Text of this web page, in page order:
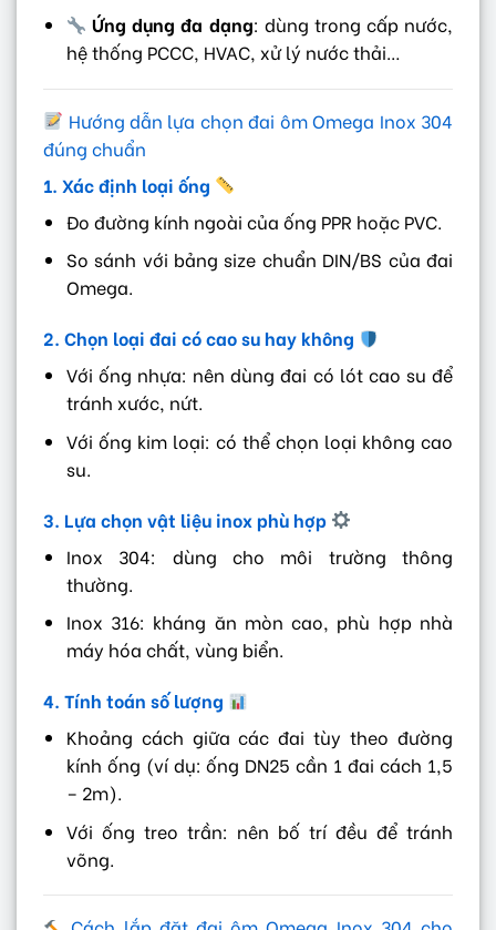
Ứng dụng đa dạng: dùng trong cấp nước,
hệ thống PCCC, HVAC, xử lý nước thải…
Hướng dẫn lựa chọn đai ôm Omega Inox 304
đúng chuẩn
1. Xác định loại ống
Đo đường kính ngoài của ống PPR hoặc PVC.
So sánh với bảng size chuẩn DIN/BS của đai
Omega.
2. Chọn loại đai có cao su hay không
Với ống nhựa: nên dùng đai có lót cao su để
tránh xước, nứt.
Với ống kim loại: có thể chọn loại không cao
su.
3. Lựa chọn vật liệu inox phù hợp
Inox 304: dùng cho môi trường thông
thường.
Inox 316: kháng ăn mòn cao, phù hợp nhà
máy hóa chất, vùng biển.
4. Tính toán số lượng
Khoảng cách giữa các đai tùy theo đường
kính ống (ví dụ: ống DN25 cần 1 đai cách 1,5
– 2m).
Với ống treo trần: nên bố trí đều để tránh
võng.